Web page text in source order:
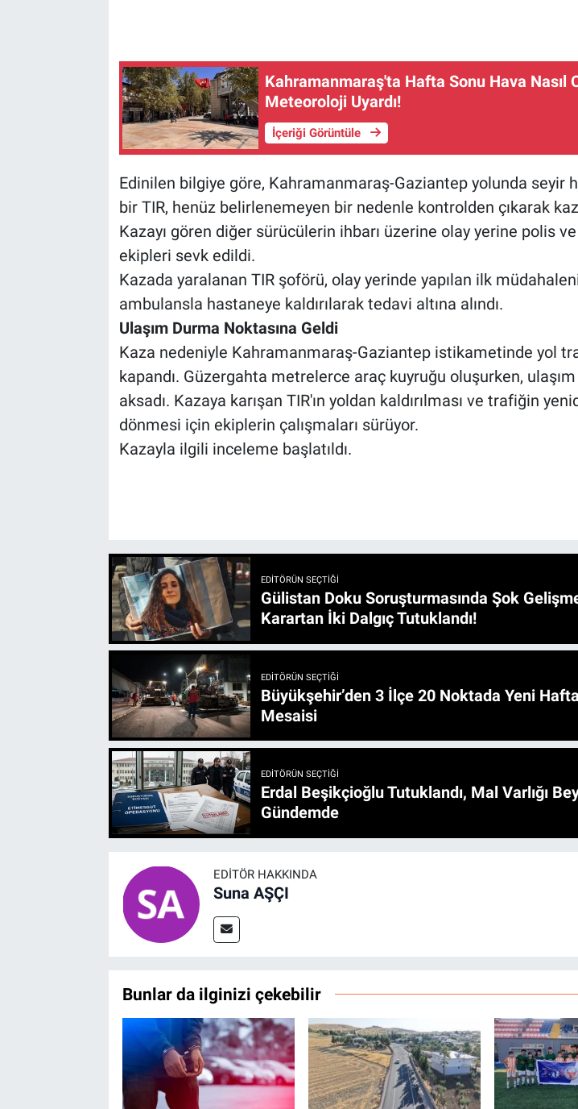
Kahramanmaraş'ta Hafta Sonu Hava Nasıl
Meteoroloji Uyardı!
İçeriği Görüntüle
Edinilen bilgiye göre, Kahramanmaraş-Gaziantep yolunda seyir
bir TIR, henüz belirlenemeyen bir nedenle kontrolden çıkarak
Kazayı gören diğer sürücülerin ihbarı üzerine olay yerine polis ve
ekipleri sevk edildi.
Kazada yaralanan TIR şoförü, olay yerinde yapılan ilk
ambulansla hastaneye kaldırılarak tedavi altına alındı.
Ulaşım Durma Noktasına Geldi
Kaza nedeniyle Kahramanmaraş-Gaziantep istikametinde yol
kapandı. Güzergahta metrelerce araç kuyruğu oluşurken,
aksadı. Kazaya karışan TIR'ın yoldan kaldırılması ve trafiğin
dönmesi için ekiplerin çalışmaları sürüyor.
Kazayla ilgili inceleme başlatıldı.
EDITÖRÜN SEÇTIĞI
Gülistan Doku Soruşturmasında Şok
Karartan İki Dalgıç Tutuklandı!
EDITÖRÜN SEÇTIĞI
Büyükşehir’den 3 İlçe 20 Noktada Yeni Haftada Asfalt
Mesaisi
EDITÖRÜN SEÇTIĞI
Erdal Beşikçioğlu Tutuklandı, Mal Varlığı
Gündemde
EDITÖR HAKKINDA
Suna AŞÇI
Bunlar da ilginizi çekebilir